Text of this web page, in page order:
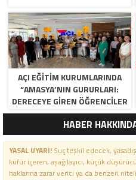
AÇI EĞİTİM KURUMLARINDA
“AMASYA’NIN GURURLARI:
DERECEYE GIREN ÖĞRENCILER
İÇIN ANLAMLI TÖREN”
HABER
YASAL UYARI!Suç teşkil edecek,
küfür içeren, aşağılayıcı, küçük
haklarına zarar verici ya da benzeri